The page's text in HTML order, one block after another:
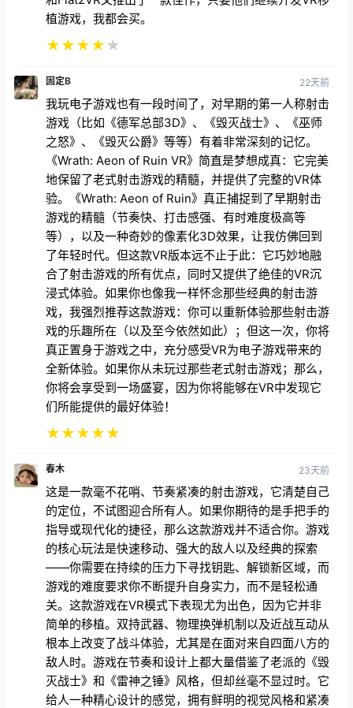
我玩电子游戏也有一段时间了，对早期的第一人称射击
游戏（比如《德军总部3D》、《毁灭战士》、《巫师
之怒》、《毁灭公爵》等等）有着非常深刻的记忆。
地保留了老式射击游戏的精髓，并提供了完整的VR体
验。《Wrath: Aeon of Ruin》真正捕捉到了早期射击
游戏的精髓（节奏快、打击感强、有时难度极高等
等），以及一种奇妙的像素化3D效果，让我仿佛回到
了年轻时代。但这款VR版本远不止于此：它巧妙地融
合了射击游戏的所有优点，同时又提供了绝佳的VR沉
浸式体验。如果你也像我一样怀念那些经典的射击游
戏，我强烈推荐这款游戏：你可以重新体验那些射击游
戏的乐趣所在（以及至今依然如此）；但这一次，你将
真正置身于游戏之中，充分感受VR为电子游戏带来的
全新体验。如果你从未玩过那些老式射击游戏；那么，
你将会享受到一场盛宴，因为你将能够在VR中发现它
们所能提供的最好体验！
★★★★★
春木 23天前
这是一款毫不花哨、节奏紧凑的射击游戏，它清楚自己
的定位，不试图迎合所有人。如果你期待的是手把手的
指导或现代化的捷径，那么这款游戏并不适合你。游戏
——你需要在持续的压力下寻找钥匙、解锁新区域，而
游戏的难度要求你不断提升自身实力，而不是轻松通
关。这款游戏在VR模式下表现尤为出色，因为它并非
简单的移植。双持武器、物理换弹机制以及近战互动从
根本上改变了战斗体验，尤其是在面对来自四面八方的
敌人时。游戏在节奏和设计上都大量借鉴了老派的《毁
灭战士》和《雷神之锤》风格，但却丝毫不显过时。它
给人一种精心设计的感觉，拥有鲜明的视觉风格和紧凑
的关卡设计，能够让你长时间沉浸其中。总而言之，它
要求很高，节奏很快，而且回报丰厚，如果你愿意付出
努力，它绝对会给你带来回报。
★★★ ★ ★